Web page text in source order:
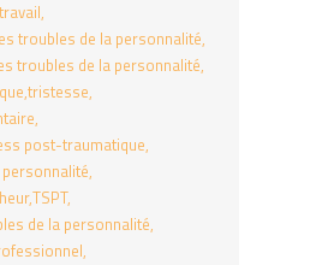
troubles de la personnalité
troubles de la personnalité
tristesse
post-traumatique
TSPT
de la personnalité